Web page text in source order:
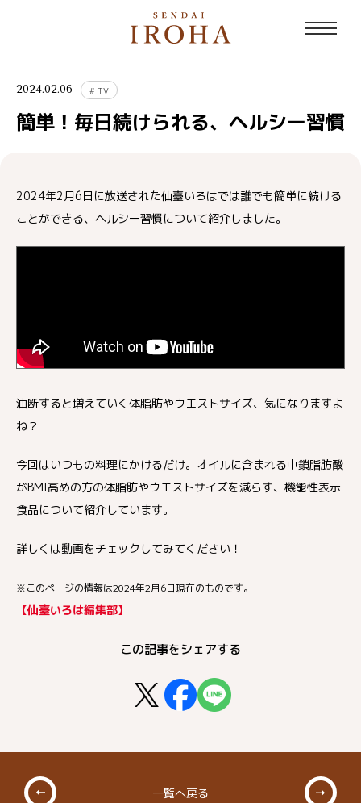
2024.02.06 # TV
簡単！毎日続けられる、ヘルシー習慣
2024年2月6日に放送された仙臺いろはでは誰でも簡単に続ける
ことができる、ヘルシー習慣について紹介しました。
油断すると増えていく体脂肪やウエストサイズ、気になりますよ
ね？
今回はいつもの料理にかけるだけ。オイルに含まれる中鎖脂肪酸
がBMI高めの方の体脂肪やウエストサイズを減らす、機能性表示
食品について紹介しています。
詳しくは動画をチェックしてみてください！
※このページの情報は2024年2月6日現在のものです。
【仙臺いろは編集部】
この記事をシェアする
一覧へ戻る